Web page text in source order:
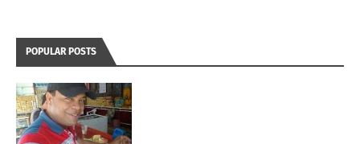
POPULAR POSTS